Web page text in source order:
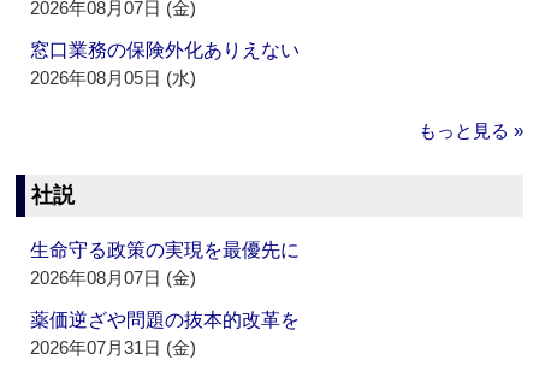
2026年08月07日 (金)
窓口業務の保険外化ありえない
2026年08月05日 (水)
もっと見る »
社説
生命守る政策の実現を最優先に
2026年08月07日 (金)
薬価逆ざや問題の抜本的改革を
2026年07月31日 (金)